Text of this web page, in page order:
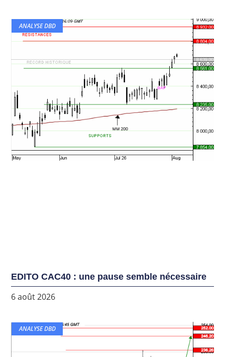
ANALYSE DBD
EDITO CAC40 : une pause semble nécessaire
6 août 2026
ANALYSE DBD